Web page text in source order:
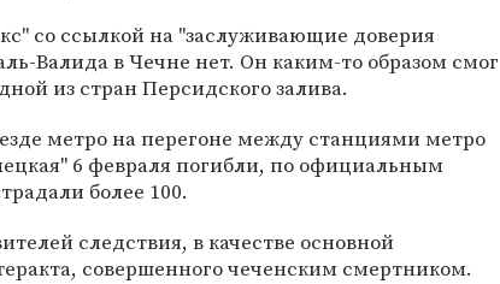
со ссылкой на "заслуживающие доверия
Валида в Чечне нет. Он каким-то образом смог
из стран Персидского залива.
метро на перегоне между станциями метро
6 февраля погибли, по официальным
более 100.
следствия, в качестве основной
совершенного чеченским смертником.